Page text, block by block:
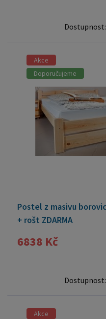
Dostupnost:
Akce
Doporučujeme
Postel z masivu
+ rošt ZDARMA
6838 Kč
Dostupnost:
Akce